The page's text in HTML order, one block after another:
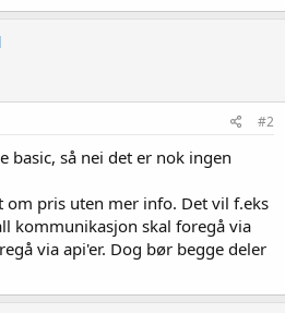
#2
basic, så nei det er nok ingen
om pris uten mer info. Det vil f.eks
kommunikasjon skal foregå via
via api'er. Dog bør begge deler